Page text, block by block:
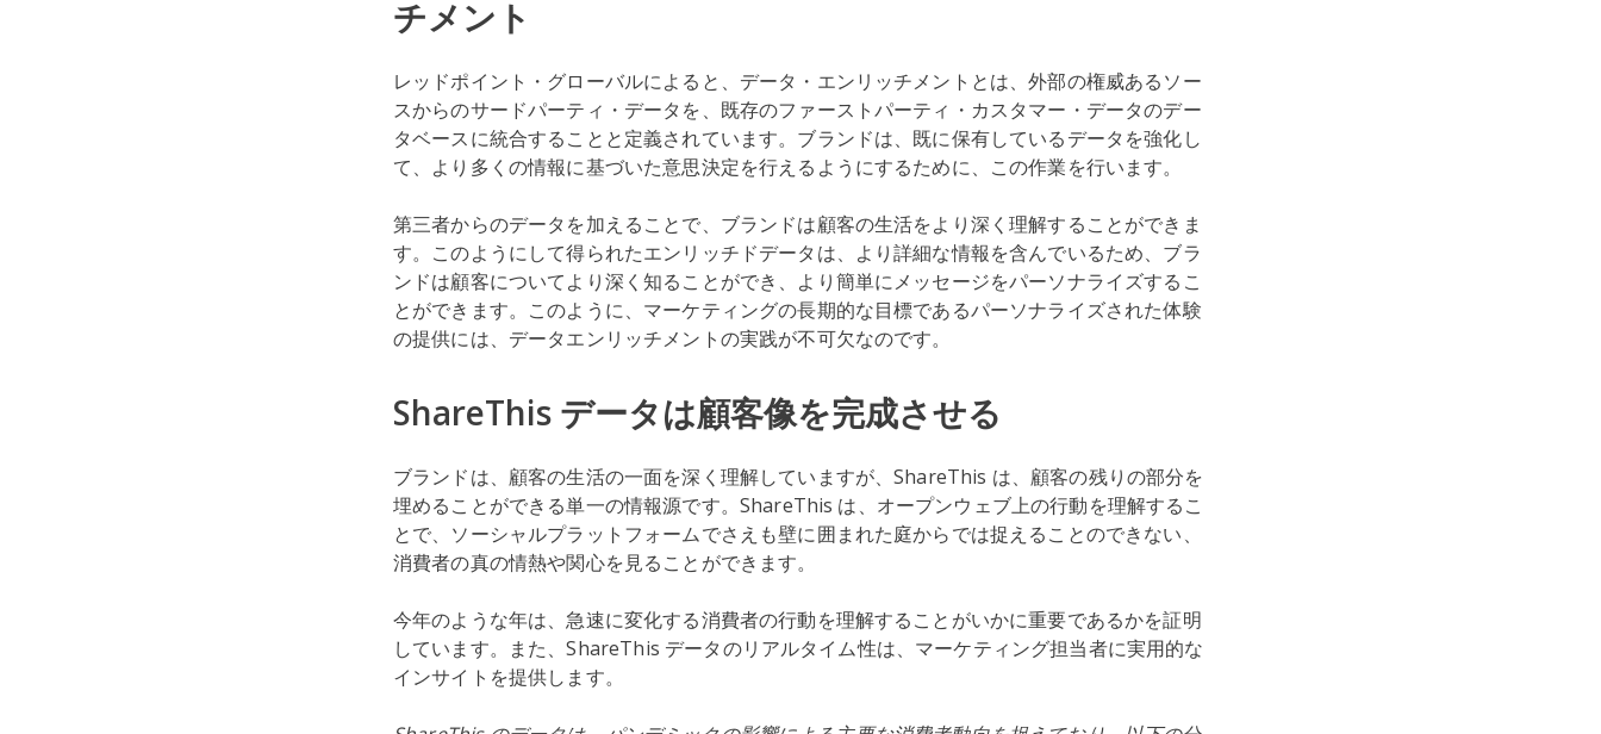
チメント
レッドポイント・グローバルによると、データ・エンリッチメントとは、外部の権威あるソー
スからのサードパーティ・データを、既存のファーストパーティ・カスタマー・データのデー
タベースに統合することと定義されています。ブランドは、既に保有しているデータを強化し
て、より多くの情報に基づいた意思決定を行えるようにするために、この作業を行います。
第三者からのデータを加えることで、ブランドは顧客の生活をより深く理解することができま
す。このようにして得られたエンリッチドデータは、より詳細な情報を含んでいるため、ブラ
ンドは顧客についてより深く知ることができ、より簡単にメッセージをパーソナライズするこ
とができます。このように、マーケティングの長期的な目標であるパーソナライズされた体験
の提供には、データエンリッチメントの実践が不可欠なのです。
ShareThis データは顧客像を完成させる
ブランドは、顧客の生活の一面を深く理解していますが、ShareThis は、顧客の残りの部分を
埋めることができる単一の情報源です。ShareThis は、オープンウェブ上の行動を理解するこ
とで、ソーシャルプラットフォームでさえも壁に囲まれた庭からでは捉えることのできない、
消費者の真の情熱や関心を見ることができます。
今年のような年は、急速に変化する消費者の行動を理解することがいかに重要であるかを証明
しています。また、ShareThis データのリアルタイム性は、マーケティング担当者に実用的な
インサイトを提供します。